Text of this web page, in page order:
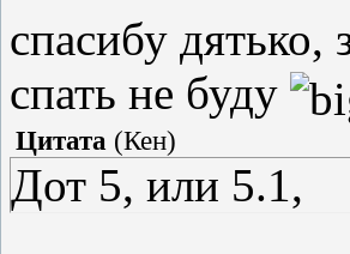
спасибу дятько,
спать не буду
Цитата (Кен)
Дот 5, или 5.1,